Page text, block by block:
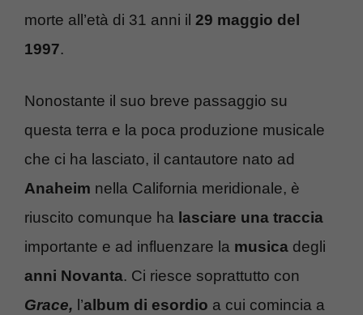
morte all’età di 31 anni il 29 maggio del
1997.
Nonostante il suo breve passaggio su
questa terra e la poca produzione musicale
che ci ha lasciato, il cantautore nato ad
Anaheim nella California meridionale, è
riuscito comunque ha lasciare una traccia
importante e ad influenzare la musica degli
anni Novanta. Ci riesce soprattutto con
Grace, l’album di esordio a cui comincia a